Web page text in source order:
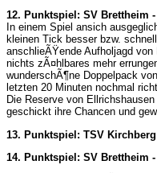
12. Punktspiel: SV Brettheim
In einem Spiel ansich
kleinen Tick besser bzw.
anschlieÃŸende Aufholjagd
nichts zÃ¤hlbares mehr
wunderschÃ¶ne Doppelpack
letzten 20 Minuten nochmal
Die Reserve von
geschickt ihre Chancen und
13. Punktspiel: TSV
14. Punktspiel: SV Brettheim